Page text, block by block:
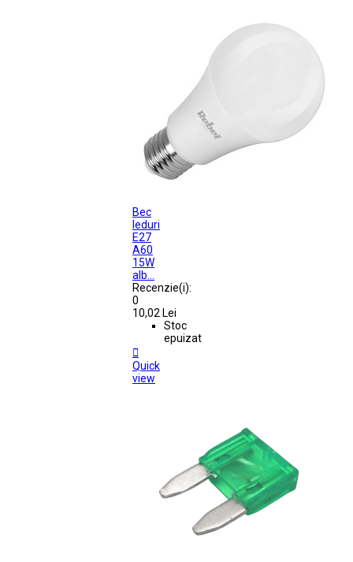
Bec
leduri
E27
A60
15W
alb...
Recenzie(i):
0
10,02 Lei
Stoc
epuizat

Quick
view